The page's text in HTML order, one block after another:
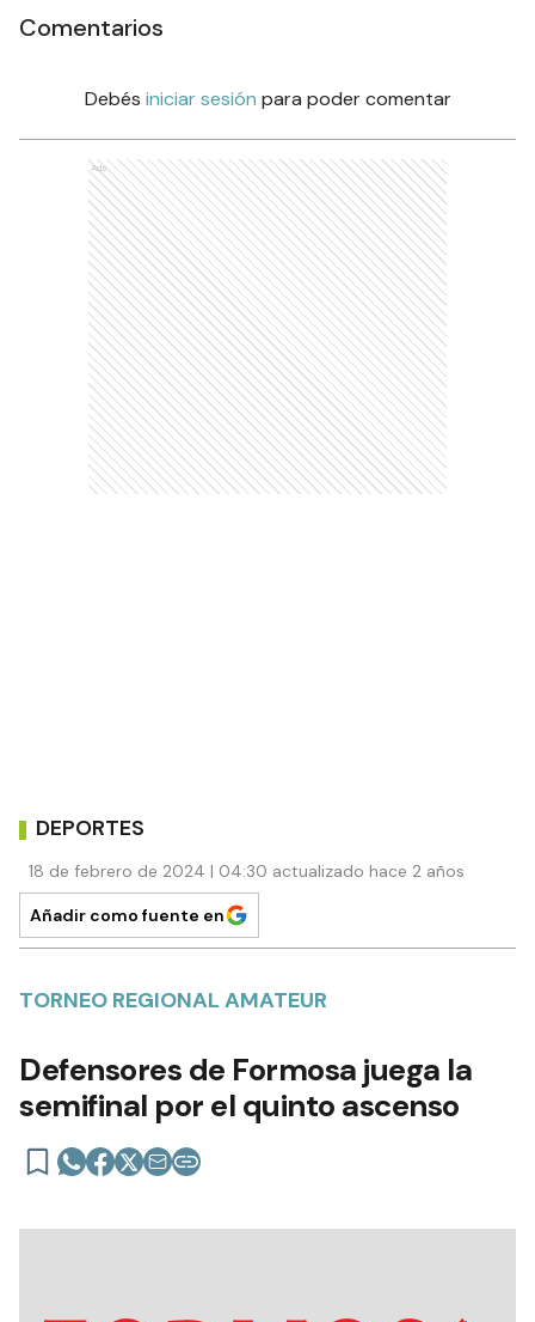
Comentarios
Debés iniciar sesión para poder comentar
Ads
DEPORTES
18 de febrero de 2024 | 04:30 actualizado hace 2 años
Añadir como fuente en
TORNEO REGIONAL AMATEUR
Defensores de Formosa juega la
semifinal por el quinto ascenso